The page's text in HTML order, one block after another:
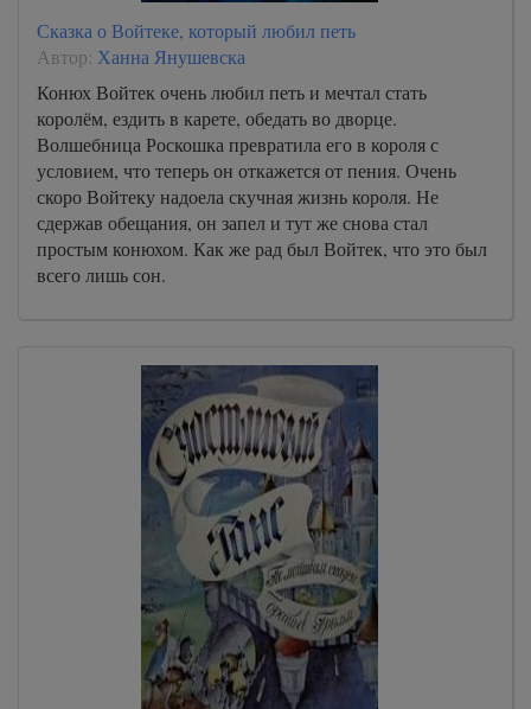
Сказка о Войтеке, который любил петь
Автор: Ханна Янушевска
Конюх Войтек очень любил петь и мечтал стать
королём, ездить в карете, обедать во дворце.
Волшебница Роскошка превратила его в короля с
условием, что теперь он откажется от пения. Очень
скоро Войтеку надоела скучная жизнь короля. Не
сдержав обещания, он запел и тут же снова стал
простым конюхом. Как же рад был Войтек, что это был
всего лишь сон.